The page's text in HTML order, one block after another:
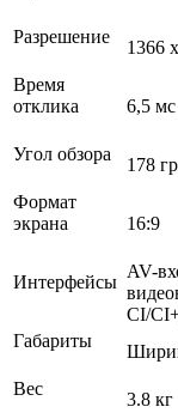
Разрешение
1366
Время
отклика
6,5 мс
Угол обзора
178
Формат
экрана
16:9
Интерфейсы
AV-
CI/
Габариты
Вес
3.8 кг